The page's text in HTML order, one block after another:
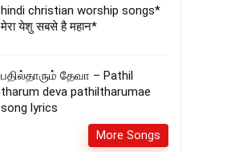
hindi christian worship songs*
मेरा येशु सबसे है महान*
பதில்தாரும் தேவா – Pathil
tharum deva pathiltharumae
song lyrics
More Songs